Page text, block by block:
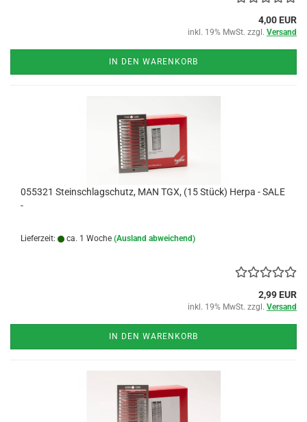
4,00 EUR
inkl. 19% MwSt. zzgl. Versand
IN DEN WARENKORB
055321 Steinschlagschutz, MAN TGX, (15 Stück) Herpa - SALE
-
Lieferzeit: ca. 1 Woche (Ausland abweichend)
2,99 EUR
inkl. 19% MwSt. zzgl. Versand
IN DEN WARENKORB